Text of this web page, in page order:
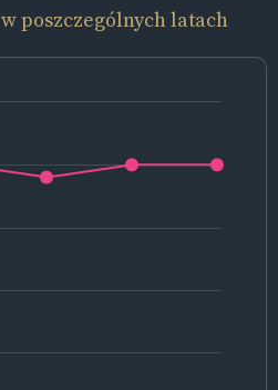
w poszczególnych latach